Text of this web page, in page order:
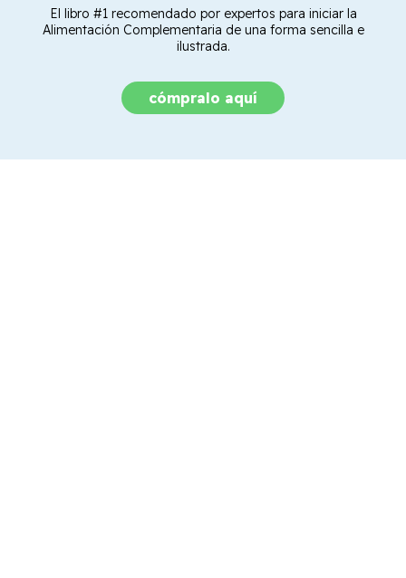
El libro #1 recomendado por expertos para iniciar la
Alimentación Complementaria de una forma sencilla e
ilustrada.
cómpralo aquí